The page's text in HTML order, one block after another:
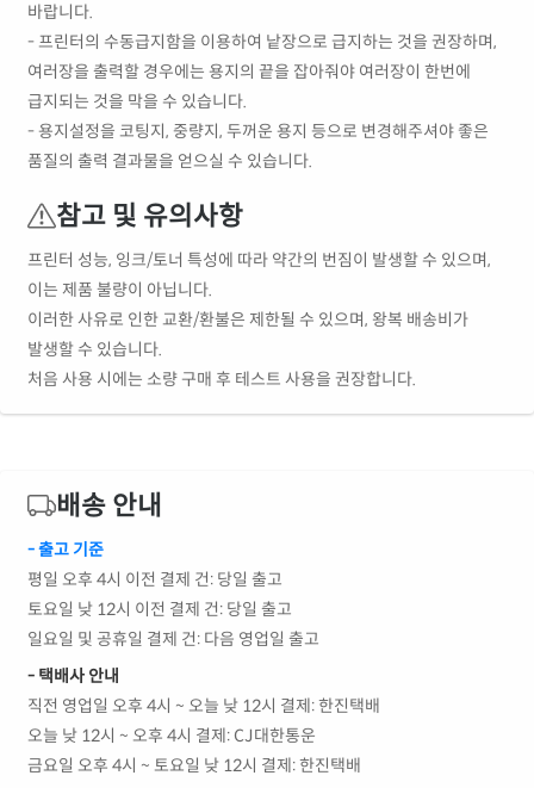
바랍니다.
- 프린터의 수동급지함을 이용하여 낱장으로 급지하는 것을 권장하며,
여러장을 출력할 경우에는 용지의 끝을 잡아줘야 여러장이 한번에
급지되는 것을 막을 수 있습니다.
- 용지설정을 코팅지, 중량지, 두꺼운 용지 등으로 변경해주셔야 좋은
품질의 출력 결과물을 얻으실 수 있습니다.
참고 및 유의사항
프린터 성능, 잉크/토너 특성에 따라 약간의 번짐이 발생할 수 있으며,
이는 제품 불량이 아닙니다.
이러한 사유로 인한 교환/환불은 제한될 수 있으며, 왕복 배송비가
발생할 수 있습니다.
처음 사용 시에는 소량 구매 후 테스트 사용을 권장합니다.
배송 안내
- 출고 기준
평일 오후 4시 이전 결제 건: 당일 출고
토요일 낮 12시 이전 결제 건: 당일 출고
일요일 및 공휴일 결제 건: 다음 영업일 출고
- 택배사 안내
직전 영업일 오후 4시 ~ 오늘 낮 12시 결제: 한진택배
오늘 낮 12시 ~ 오후 4시 결제: CJ대한통운
금요일 오후 4시 ~ 토요일 낮 12시 결제: 한진택배